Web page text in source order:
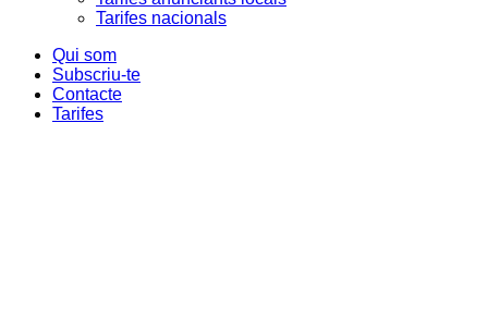
Tarifes nacionals
Qui som
Subscriu-te
Contacte
Tarifes